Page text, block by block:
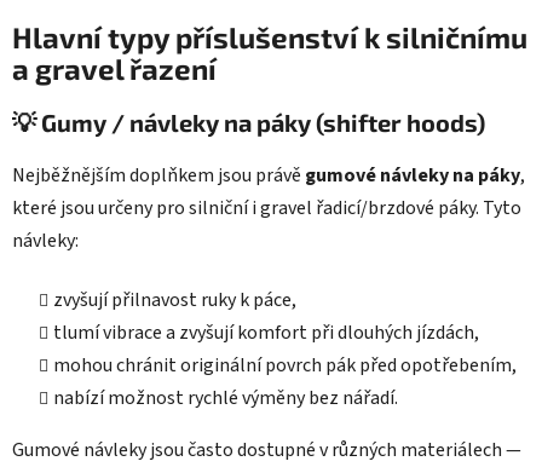
Hlavní typy příslušenství k silničnímu
a gravel řazení
💡 Gumy / návleky na páky (shifter hoods)
Nejběžnějším doplňkem jsou právě gumové návleky na páky,
které jsou určeny pro silniční i gravel řadicí/brzdové páky. Tyto
návleky:
zvyšují přilnavost ruky k páce,
tlumí vibrace a zvyšují komfort při dlouhých jízdách,
mohou chránit originální povrch pák před opotřebením,
nabízí možnost rychlé výměny bez nářadí.
Gumové návleky jsou často dostupné v různých materiálech —